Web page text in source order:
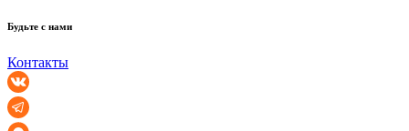
Будьте с нами
Контакты